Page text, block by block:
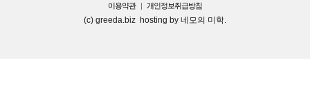
이용약관
| 개인정보취급방침
(c) greeda.biz hosting by 네모의 미학.